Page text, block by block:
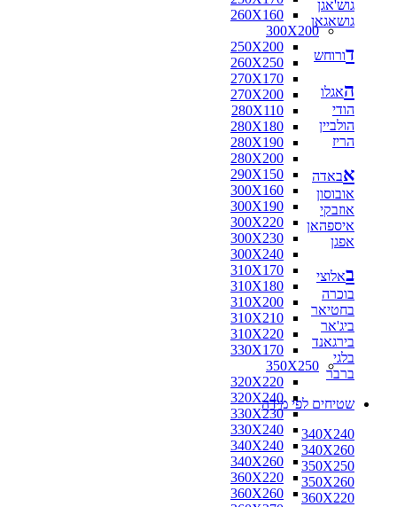
260X160
300X200
250X200
260X250
270X170
270X200
280X110
280X180
280X190
280X200
290X150
300X160
300X190
300X220
300X230
300X240
310X170
310X180
310X200
310X210
310X220
330X170
350X250
320X220
320X240
330X230
330X240
340X240
340X260
360X220
360X260
גוש'אגן
גושאגאן
דורוחש
האגלו
הודי
הולביין
הריז
אבאדה
אובוסון
אוזבקי
איספהאן
אפגן
באלוצי
בוכרה
בחטיאר
ביג'אר
בירגאנד
בלגי
ברבר
שטיחים לפי מידה
340X240
340X260
350X250
350X260
360X220